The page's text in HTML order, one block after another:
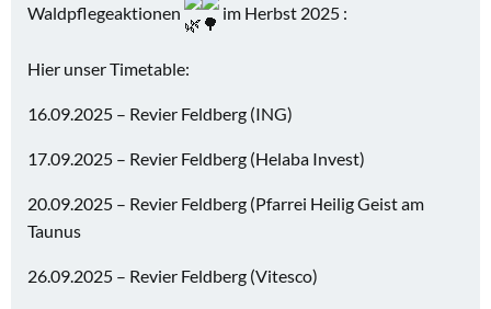
Waldpflegeaktionen im Herbst 2025 :
Hier unser Timetable:
16.09.2025 – Revier Feldberg (ING)
17.09.2025 – Revier Feldberg (Helaba Invest)
20.09.2025 – Revier Feldberg (Pfarrei Heilig Geist am
Taunus
26.09.2025 – Revier Feldberg (Vitesco)